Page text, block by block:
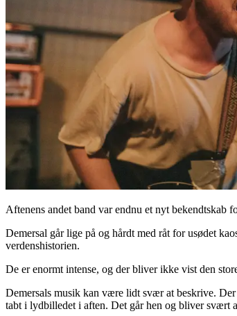
Aftenens andet band var endnu et nyt bekendtskab
Demersal går lige på og hårdt med råt for usødet
verdenshistorien.
De er enormt intense, og der bliver ikke vist den
Demersals musik kan være lidt svær at beskrive. Der
tabt i lydbilledet i aften. Det går hen og bliver svært